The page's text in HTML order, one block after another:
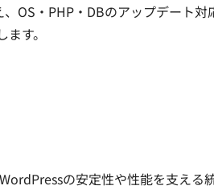
・PHP・DBのアップデート
す。
の安定性や性能を支え